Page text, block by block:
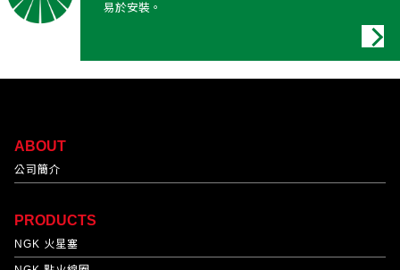
易於安裝。
ABOUT
公司簡介
PRODUCTS
NGK 火星塞